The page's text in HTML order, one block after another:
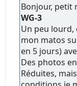
Bonjour, petit
WG-3
Un peu lourd,
mon matos
en 5 jours)
Des photos
Réduites,